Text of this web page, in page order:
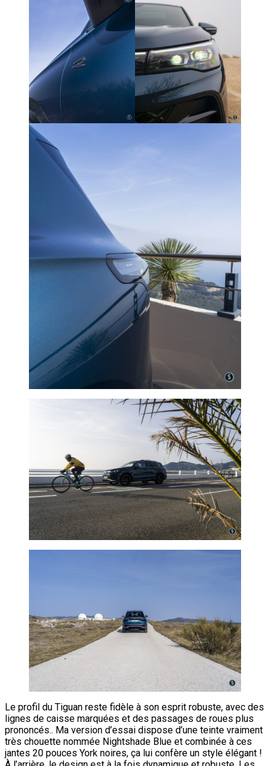
Le profil du Tiguan reste fidèle à son esprit robuste, avec des
lignes de caisse marquées et des passages de roues plus
prononcés.. Ma version d’essai dispose d’une teinte vraiment
très chouette nommée Nightshade Blue et combinée à ces
jantes 20 pouces York noires, ça lui confère un style élégant !